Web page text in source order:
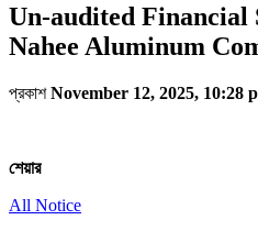
Un-audited Financial
Nahee Aluminum
প্রকাশNovember 12, 2025, 10:28
শেয়ার
All Notice